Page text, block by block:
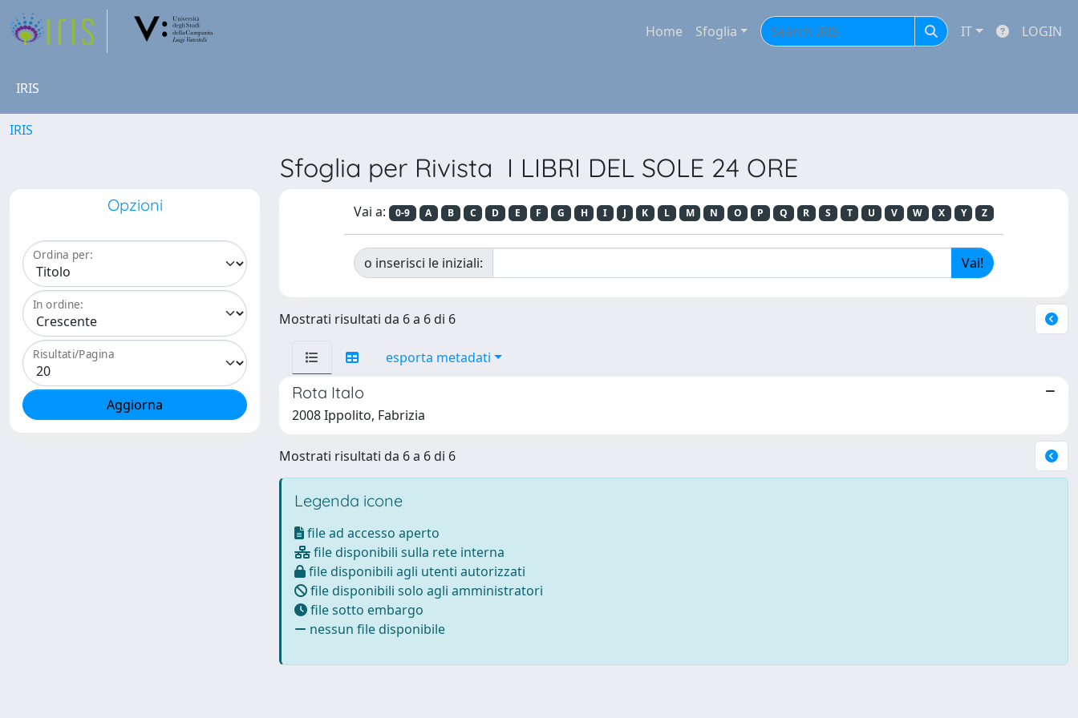
Home Sfoglia IT LOGIN
IRIS
IRIS
Sfoglia per Rivista I LIBRI DEL SOLE 24 ORE
Opzioni
Ordina per:
In ordine:
Risultati/Pagina
Vai a: 0-9 A B C D E F G H I J K L M N O P Q R S T U V W X Y Z
o inserisci le iniziali:
Mostrati risultati da 6 a 6 di 6
esporta metadati
Rota Italo
2008 Ippolito, Fabrizia
Mostrati risultati da 6 a 6 di 6
Legenda icone
file ad accesso aperto
file disponibili sulla rete interna
file disponibili agli utenti autorizzati
file disponibili solo agli amministratori
file sotto embargo
nessun file disponibile